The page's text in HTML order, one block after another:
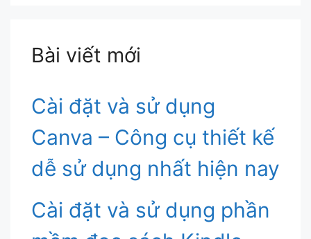
Bài viết mới
Cài đặt và sử dụng
Canva – Công cụ thiết kế
dễ sử dụng nhất hiện nay
Cài đặt và sử dụng phần